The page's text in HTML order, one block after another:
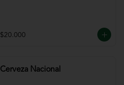
$20.000
Cerveza Nacional